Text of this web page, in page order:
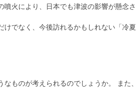
噴火により、日本でも津波の影響が懸念
けでなく、今後訪れるかもしれない「冷
なものが考えられるのでしょうか。 また